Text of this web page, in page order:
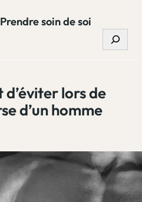
Prendre soin de soi
d’éviter lors de
d’un homme